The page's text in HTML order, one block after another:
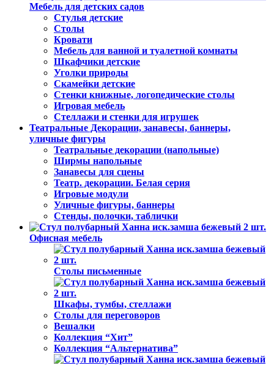
Мебель для детских садов
Стулья детские
Столы
Кровати
Мебель для ванной и туалетной комнаты
Шкафчики детские
Уголки природы
Скамейки детские
Стенки книжные, логопедические столы
Игровая мебель
Стеллажи и стенки для игрушек
Театральные Декорации, занавесы, баннеры,
уличные фигуры
Театральные декорации (напольные)
Ширмы напольные
Занавесы для сцены
Театр. декорации. Белая серия
Игровые модули
Уличные фигуры, баннеры
Стенды, полочки, таблички
Офисная мебель
Столы письменные
Шкафы, тумбы, стеллажи
Столы для переговоров
Вешалки
Коллекция “Хит”
Коллекция “Альтернатива”